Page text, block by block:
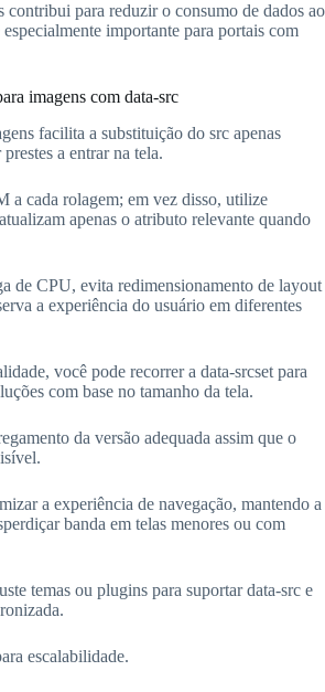
para reduzir o consumo de dados ao
importante para portais com
imagens com data-src
facilita a substituição do src apenas
a entrar na tela.
a cada rolagem; em vez disso, utilize
apenas o atributo relevante quando
de CPU, evita redimensionamento de layout
a experiência do usuário em diferentes
você pode recorrer a data-srcset para
com base no tamanho da tela.
da versão adequada assim que o
a experiência de navegação, mantendo a
banda em telas menores ou com
temas ou plugins para suportar data-src e
escalabilidade.